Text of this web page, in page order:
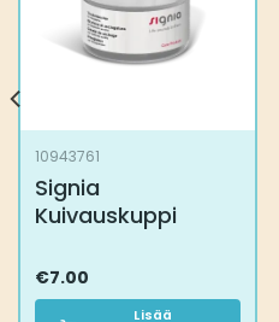
10943761
Signia
Kuivauskuppi
€7.00
Lisää